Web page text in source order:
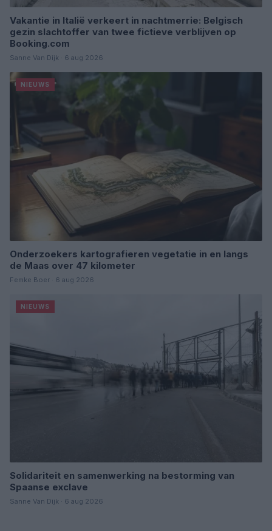
Vakantie in Italië verkeert in nachtmerrie: Belgisch
gezin slachtoffer van twee fictieve verblijven op
Booking.com
Sanne Van Dijk · 6 aug 2026
NIEUWS
Onderzoekers kartografieren vegetatie in en langs
de Maas over 47 kilometer
Femke Boer · 6 aug 2026
NIEUWS
Solidariteit en samenwerking na bestorming van
Spaanse exclave
Sanne Van Dijk · 6 aug 2026